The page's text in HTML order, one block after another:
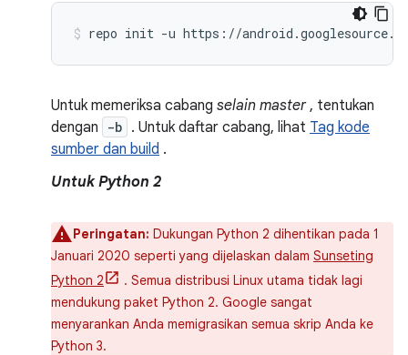
Untuk memeriksa cabang selain master, tentukan
dengan
-b . Untuk daftar cabang, lihat Tag kode
sumber dan build .
Untuk Python 2
Peringatan: Dukungan Python 2 dihentikan pada 1
Januari 2020 seperti yang dijelaskan dalam Sunseting
Python 2
. Semua distribusi Linux utama tidak lagi
mendukung paket Python 2. Google sangat
menyarankan Anda memigrasikan semua skrip Anda ke
Python 3.